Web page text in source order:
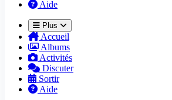
Aide
Plus
Accueil
Albums
Activités
Discuter
Sortir
Aide